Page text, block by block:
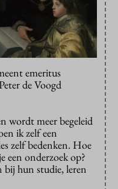
emeritus
de Voogd
wordt meer begeleid
ik zelf een
zelf bedenken. Hoe
een onderzoek op?
hun studie, leren